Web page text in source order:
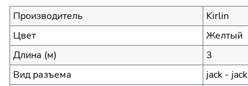
Производитель
Kirlin
Цвет
Желтый
Длина (м)
3
Вид разъема
jack - jack